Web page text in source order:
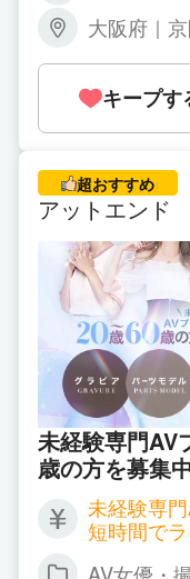
大阪府｜
キープす
超おすすめ
アットエンド
未経験専門AV
歳の方を募集
未経験専門AV
短時間で
AV女優・